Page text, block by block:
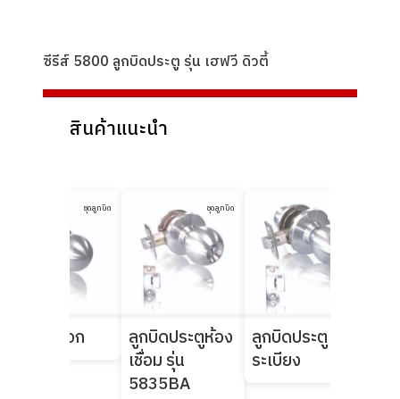
ซีรีส์ 5800 ลูกบิดประตู รุ่น เฮฟวี ดิวตี้
สินค้าแนะนำ
ชุดลูกบิด
ลูกบิดหลอก
ชุดลูกบิด
ลูกบิดประตูห้อง
เชื่อม รุ่น
5835BA
ลูกบิดประตู
ระเบียง